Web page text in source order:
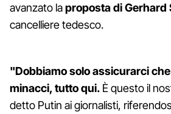
avanzato laproposta di Gerhard
cancelliere tedesco.
"Dobbiamo solo assicurarci
minacci, tutto qui. È questo il
detto Putin ai giornalisti,